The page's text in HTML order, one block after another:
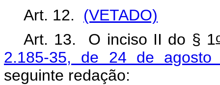
Art. 12. (VETADO)
Art. 13. O inciso II do § 1
2.185-35, de 24 de agosto
seguinte redação: